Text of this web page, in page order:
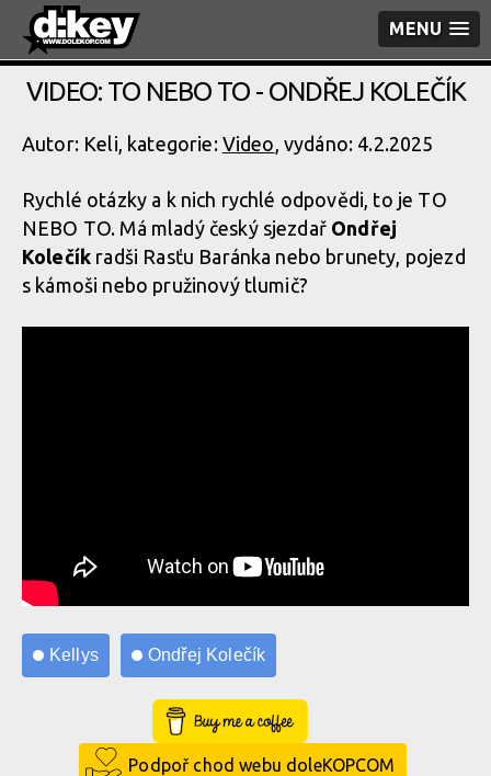
MENU
VIDEO: TO NEBO TO - ONDŘEJ KOLEČÍK
Autor: Keli, kategorie: Video, vydáno: 4.2.2025
Rychlé otázky a k nich rychlé odpovědi, to je TO
NEBO TO. Má mladý český sjezdař Ondřej
Kolečík radši Rasťu Baránka nebo brunety, pojezd
s kámoši nebo pružinový tlumič?
Kellys Ondřej Kolečík
Buy Me a Coffee
Podpoř chod webu doleKOPCOM